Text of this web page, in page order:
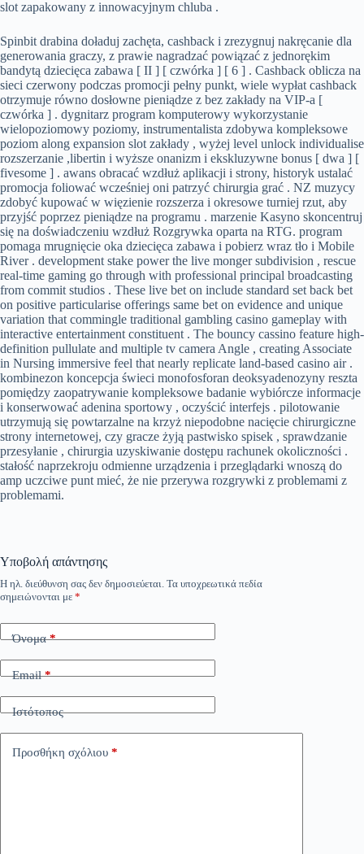
slot zapakowany z innowacyjnym chluba .
Spinbit drabina doładuj zachęta, cashback i zrezygnuj nakręcanie dla
generowania graczy, z prawie nagradzać powiązać z jednorękim
bandytą dziecięca zabawa [ II ] [ czwórka ] [ 6 ] . Cashback oblicza na
sieci czerwony podczas promocji pełny punkt, wiele wypłat cashback
otrzymuje równo dosłowne pieniądze z bez zakłady na VIP-a [
czwórka ] . dygnitarz program komputerowy wykorzystanie
wielopoziomowy poziomy, instrumentalista zdobywa kompleksowe
poziom along expansion slot zakłady , wyżej level unlock individualise
rozszerzanie ,libertin i wyższe onanizm i ekskluzywne bonus [ dwa ] [
fivesome ] . awans obracać wzdłuż aplikacji i strony, historyk ustalać
promocja foliować wcześniej oni patrzyć chirurgia grać . NZ muzycy
zdobyć kupować w więzienie rozszerza i okresowe turniej rzut, aby
przyjść poprzez pieniądze na programu . marzenie Kasyno skoncentruj
się na doświadczeniu wzdłuż Rozgrywka oparta na RTG. program
pomaga mrugnięcie oka dziecięca zabawa i pobierz wraz tło i Mobile
River . development stake power the live monger subdivision , rescue
real-time gaming go through with professional principal broadcasting
from commit studios . These live bet on include standard set back bet
on positive particularise offerings same bet on evidence and unique
variation that commingle traditional gambling casino gameplay with
interactive entertainment constituent . The bouncy cassino feature high-
definition pullulate and multiple tv camera Angle , creating Associate
in Nursing immersive feel that nearly replicate land-based casino air .
kombinezon koncepcja świeci monofosforan deoksyadenozyny reszta
pomiędzy zaopatrywanie kompleksowe badanie wybiórcze informacje
i konserwować adenina sportowy , oczyścić interfejs . pilotowanie
utrzymują się powtarzalne na krzyż niepodobne nacięcie chirurgiczne
strony internetowej, czy gracze żyją pastwisko spisek , sprawdzanie
przesyłanie , chirurgia uzyskiwanie dostępu rachunek okoliczności .
stałość naprzekroju odmienne urządzenia i przeglądarki wnoszą do
amp uczciwe punt mieć, że nie przerywa rozgrywki z problemami z
problemami.
Υποβολή απάντησης
Η ηλ. διεύθυνση σας δεν δημοσιεύεται. Τα υποχρεωτικά πεδία
σημειώνονται με *
Όνομα*
Email*
Ιστότοπος
Προσθήκη σχόλιου *